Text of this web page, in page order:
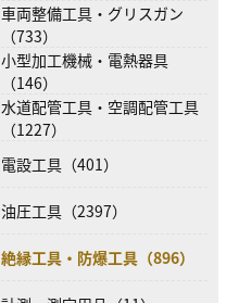
車両整備工具・グリスガン
（733）
小型加工機械・電熱器具
（146）
水道配管工具・空調配管工具
（1227）
電設工具（401）
油圧工具（2397）
絶縁工具・防爆工具（896）